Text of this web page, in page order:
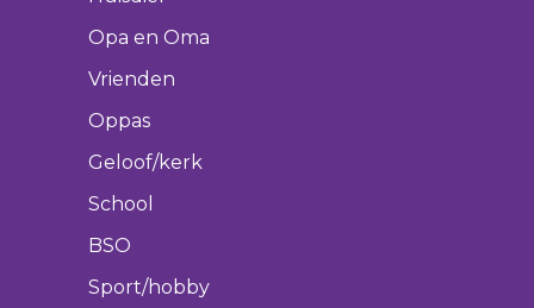
Opa en Oma
Vrienden
Oppas
Geloof/kerk
School
BSO
Sport/hobby